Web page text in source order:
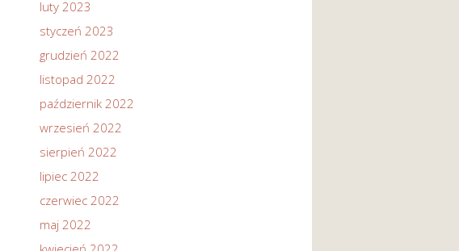
luty 2023
styczeń 2023
grudzień 2022
listopad 2022
październik 2022
wrzesień 2022
sierpień 2022
lipiec 2022
czerwiec 2022
maj 2022